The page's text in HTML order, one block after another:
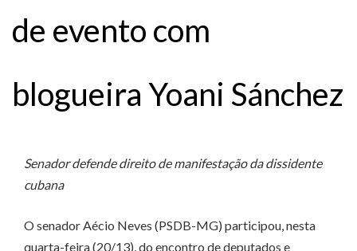
de evento com
blogueira Yoani Sánchez
Senador defende direito de manifestação da dissidente
cubana
O senador Aécio Neves (PSDB-MG) participou, nesta
quarta-feira (20/13), do encontro de deputados e